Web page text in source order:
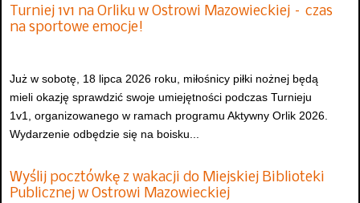
Turniej 1v1 na Orliku w Ostrowi Mazowieckiej – czas
na sportowe emocje!
Już w sobotę, 18 lipca 2026 roku, miłośnicy piłki nożnej będą
mieli okazję sprawdzić swoje umiejętności podczas Turnieju
1v1, organizowanego w ramach programu Aktywny Orlik 2026.
Wydarzenie odbędzie się na boisku...
Wyślij pocztówkę z wakacji do Miejskiej Biblioteki
Publicznej w Ostrowi Mazowieckiej